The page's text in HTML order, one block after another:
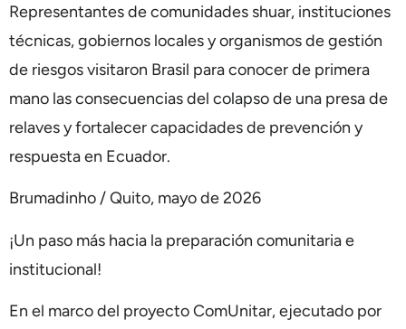
Representantes de comunidades shuar, instituciones
técnicas, gobiernos locales y organismos de gestión
de riesgos visitaron Brasil para conocer de primera
mano las consecuencias del colapso de una presa de
relaves y fortalecer capacidades de prevención y
respuesta en Ecuador.
Brumadinho / Quito, mayo de 2026
¡Un paso más hacia la preparación comunitaria e
institucional!
En el marco del proyecto ComUnitar, ejecutado por